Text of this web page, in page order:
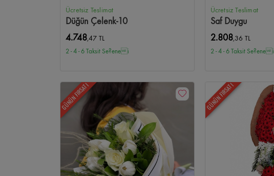
Ücretsiz Teslimat
Düğün Çelenk-10
4.748,47 TL
2 - 4 - 6 Taksit Se?enei
Ücretsiz Teslimat
Saf Duygu
2.808,36 TL
2 - 4 - 6 Taksit Se?enei
GÜNÜN FIRSATI GÜNÜN FIRSATI